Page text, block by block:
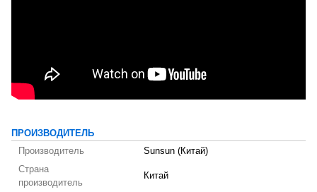
ПРОИЗВОДИТЕЛЬ
Производитель
Sunsun (Китай)
Страна
производитель
Китай